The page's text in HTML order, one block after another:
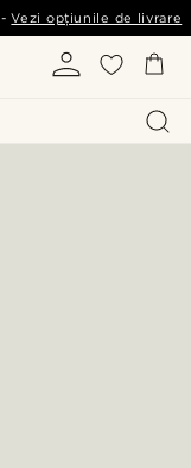
-Vezi opțiunile de livrare